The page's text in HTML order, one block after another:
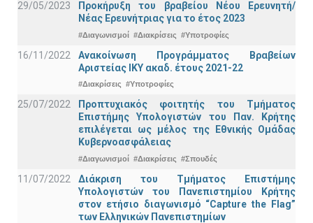
29/05/2023
Προκήρυξη του βραβείου Νέου Ερευνητή/
Νέας Ερευνήτριας για το έτος 2023
#Διαγωνισμοί #Διακρίσεις #Υποτροφίες
16/11/2022
Ανακοίνωση Προγράμματος Βραβείων
Αριστείας ΙΚΥ ακαδ. έτους 2021-22
#Διακρίσεις #Υποτροφίες
25/07/2022
Προπτυχιακός φοιτητής του Τμήματος
Επιστήμης Υπολογιστών του Παν. Κρήτης
επιλέγεται ως μέλος της Εθνικής Ομάδας
Κυβερνοασφάλειας
#Διαγωνισμοί #Διακρίσεις #Σπουδές
11/07/2022
Διάκριση του Τμήματος Επιστήμης
Υπολογιστών του Πανεπιστημίου Κρήτης
στον ετήσιο διαγωνισμό “Capture the Flag”
των Ελληνικών Πανεπιστημίων